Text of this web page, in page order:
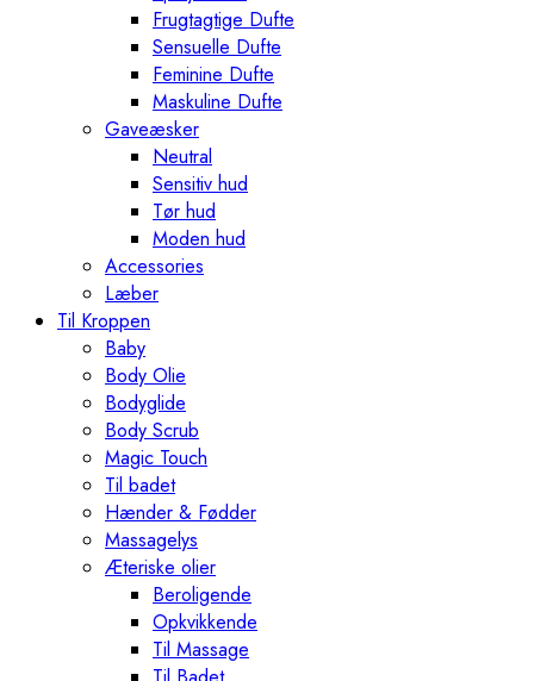
Frugtagtige Dufte
Sensuelle Dufte
Feminine Dufte
Maskuline Dufte
Gaveæsker
Neutral
Sensitiv hud
Tør hud
Moden hud
Accessories
Læber
Til Kroppen
Baby
Body Olie
Bodyglide
Body Scrub
Magic Touch
Til badet
Hænder & Fødder
Massagelys
Æteriske olier
Beroligende
Opkvikkende
Til Massage